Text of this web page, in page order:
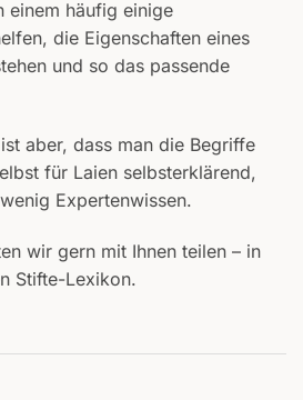
einem häufig einige
die Eigenschaften eines
und so das passende
aber, dass man die Begriffe
für Laien selbsterklärend,
Expertenwissen.
wir gern mit Ihnen teilen – in
Stifte-Lexikon.